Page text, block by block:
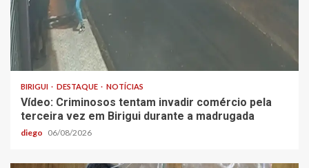
BIRIGUI DESTAQUE NOTÍCIAS
Vídeo: Criminosos tentam invadir comércio pela
terceira vez em Birigui durante a madrugada
diego 06/08/2026